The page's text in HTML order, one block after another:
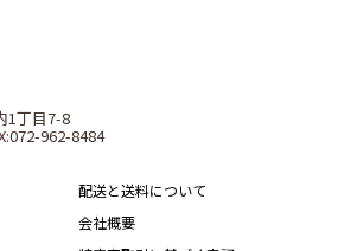
1丁目7-8
962-8484
配送と送料について
会社概要